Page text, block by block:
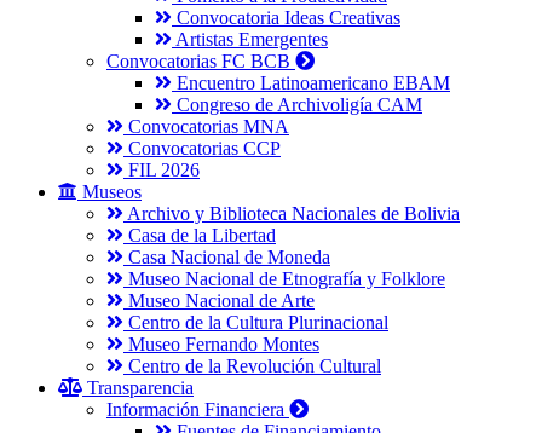
Convocatoria Ideas Creativas
Artistas Emergentes
Convocatorias FC BCB
Encuentro Latinoamericano EBAM
Congreso de Archivoligía CAM
Convocatorias MNA
Convocatorias CCP
FIL 2026
Museos
Archivo y Biblioteca Nacionales de Bolivia
Casa de la Libertad
Casa Nacional de Moneda
Museo Nacional de Etnografía y Folklore
Museo Nacional de Arte
Centro de la Cultura Plurinacional
Museo Fernando Montes
Centro de la Revolución Cultural
Transparencia
Información Financiera